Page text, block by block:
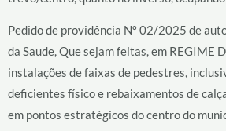
Pedido de providência Nº 02/2025 de
da Saude, Que sejam feitas, em REGIME
instalações de faixas de pedestres,
deficientes físico e rebaixamentos de
em pontos estratégicos do centro do